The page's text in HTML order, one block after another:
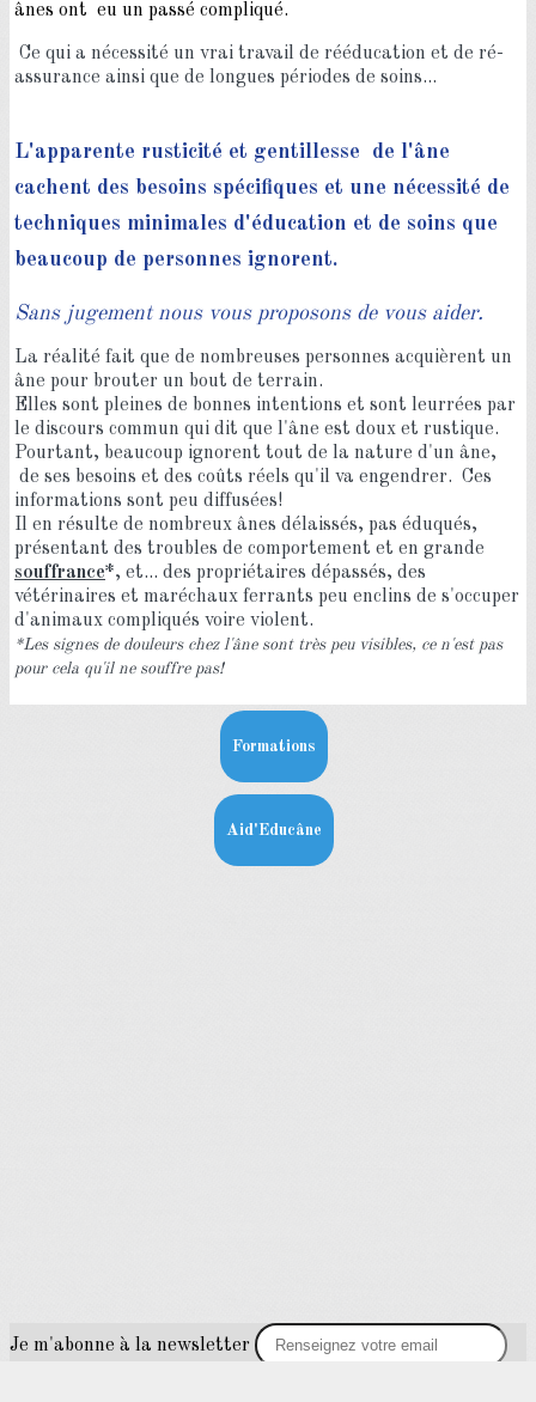
ânes ont eu un passé compliqué.
Ce qui a nécessité un vrai travail de rééducation et de ré-
assurance ainsi que de longues périodes de soins...
L'apparente rusticité et gentillesse de l'âne
cachent des besoins spécifiques et une nécessité de
techniques minimales d'éducation et de soins que
beaucoup de personnes ignorent.
Sans jugement nous vous proposons de vous aider.
La réalité fait que de nombreuses personnes acquièrent un
âne pour brouter un bout de terrain.
Elles sont pleines de bonnes intentions et sont leurrées par
le discours commun qui dit que l'âne est doux et rustique.
Pourtant, beaucoup ignorent tout de la nature d'un âne,
de ses besoins et des coûts réels qu'il va engendrer. Ces
informations sont peu diffusées!
Il en résulte de nombreux ânes délaissés, pas éduqués,
présentant des troubles de comportement et en grande
souffrance*, et... des propriétaires dépassés, des
vétérinaires et maréchaux ferrants peu enclins de s'occuper
d'animaux compliqués voire violent.
*Les signes de douleurs chez l'âne sont très peu visibles, ce n'est pas
pour cela qu'il ne souffre pas!
Formations
Aid'Educâne
Je m'abonne à la newsletter